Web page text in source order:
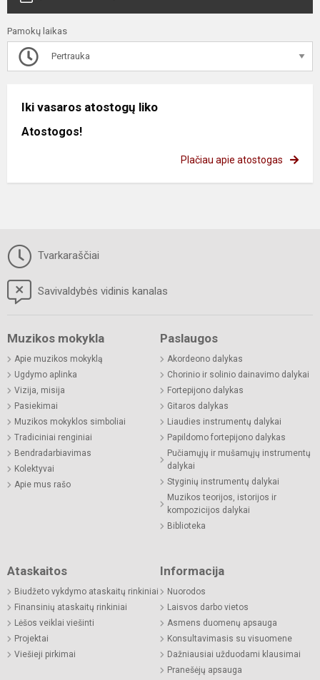
Pamokų laikas
Pertrauka
Iki vasaros atostogų liko
Atostogos!
Plačiau apie atostogas
Tvarkaraščiai
Savivaldybės vidinis kanalas
Muzikos mokykla
Apie muzikos mokyklą
Ugdymo aplinka
Vizija, misija
Pasiekimai
Muzikos mokyklos simboliai
Tradiciniai renginiai
Bendradarbiavimas
Kolektyvai
Apie mus rašo
Paslaugos
Akordeono dalykas
Chorinio ir solinio dainavimo dalykai
Fortepijono dalykas
Gitaros dalykas
Liaudies instrumentų dalykai
Papildomo fortepijono dalykas
Pučiamųjų ir mušamųjų instrumentų
dalykai
Styginių instrumentų dalykai
Muzikos teorijos, istorijos ir
kompozicijos dalykai
Biblioteka
Ataskaitos
Biudžeto vykdymo ataskaitų rinkiniai
Finansinių ataskaitų rinkiniai
Lėšos veiklai viešinti
Projektai
Viešieji pirkimai
Informacija
Nuorodos
Laisvos darbo vietos
Asmens duomenų apsauga
Konsultavimasis su visuomene
Dažniausiai užduodami klausimai
Pranešėjų apsauga